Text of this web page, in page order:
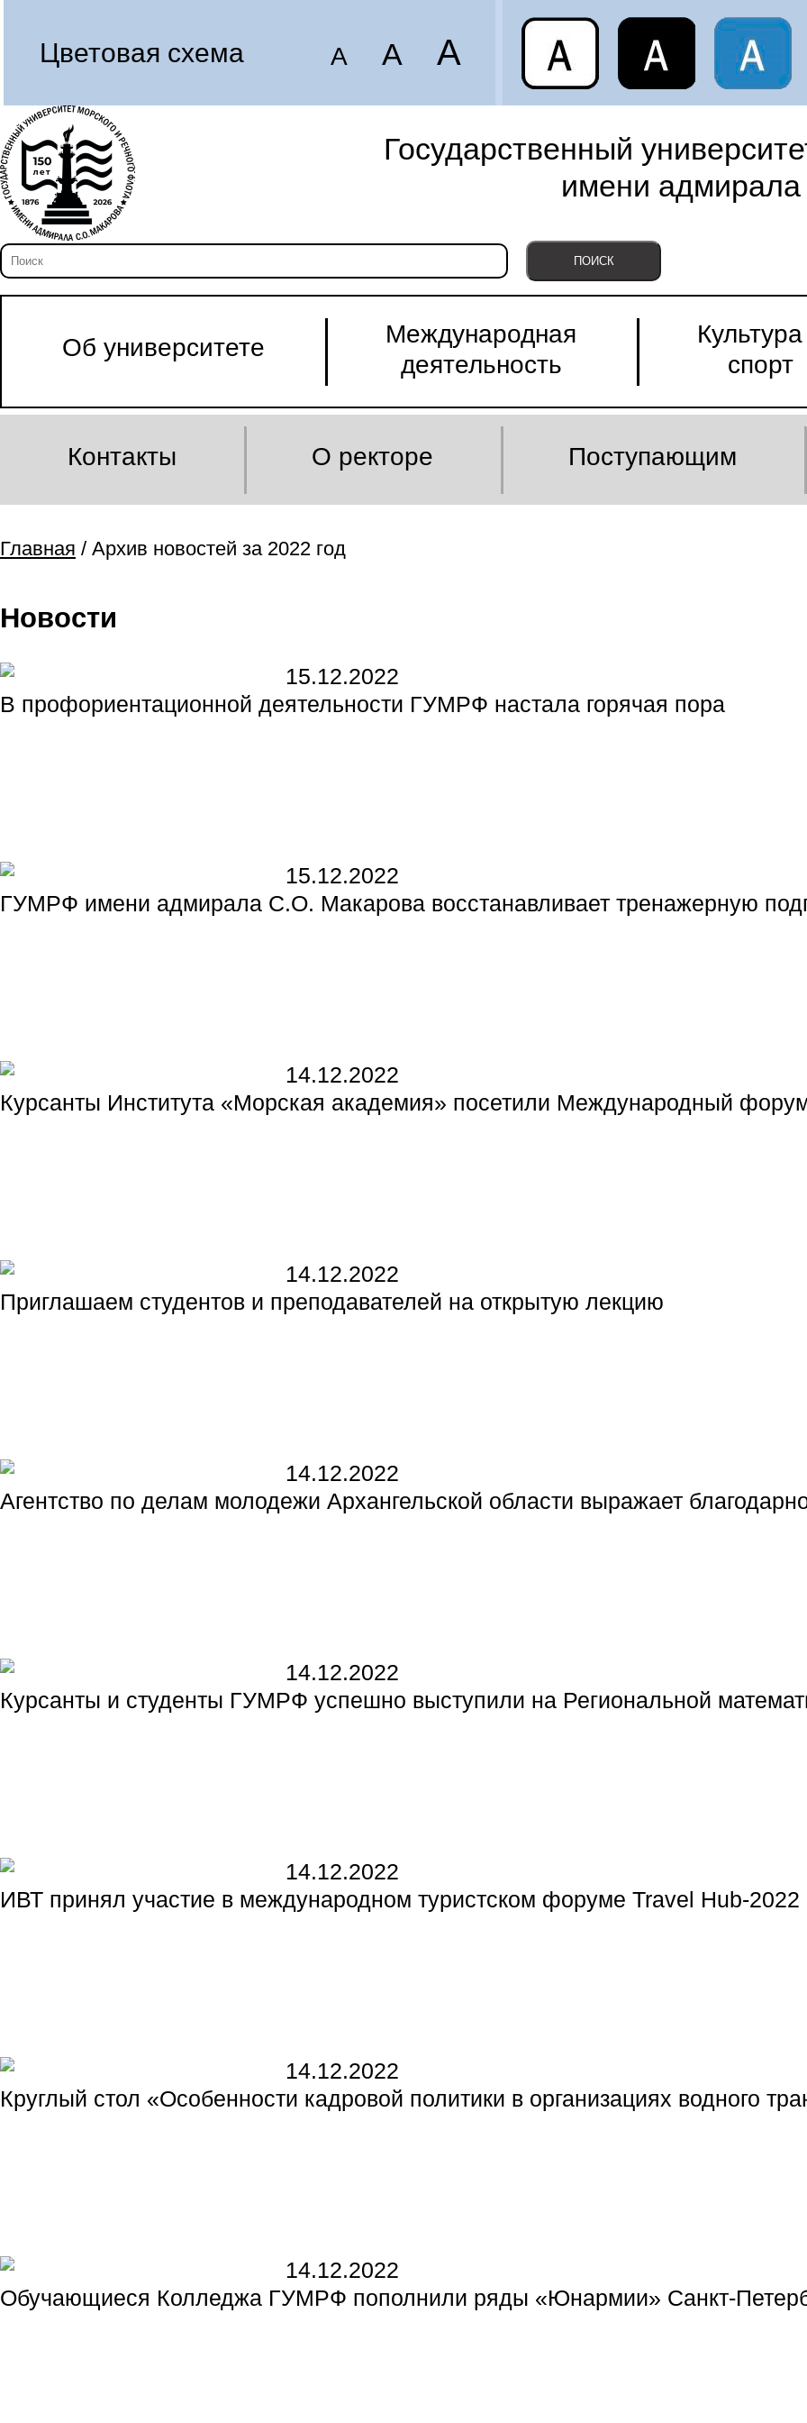
Цветовая схема A A A
Государственный
имени
Об университете
Международная
деятельность
спорт
Контакты О ректоре Поступающим
Главная / Архив новостей за 2022 год
Новости
15.12.2022
В профориентационной деятельности ГУМРФ настала горячая пора
15.12.2022
ГУМРФ имени адмирала С.О. Макарова восстанавливает тренажерную
14.12.2022
Курсанты Института «Морская академия» посетили Международный
14.12.2022
Приглашаем студентов и преподавателей на открытую лекцию
14.12.2022
Агентство по делам молодежи Архангельской области выражает
14.12.2022
Курсанты и студенты ГУМРФ успешно выступили на Региональной
14.12.2022
ИВТ принял участие в международном туристском форуме Travel Hub-2022
14.12.2022
Круглый стол «Особенности кадровой политики в организациях водного
14.12.2022
Обучающиеся Колледжа ГУМРФ пополнили ряды «Юнармии» Санкт-